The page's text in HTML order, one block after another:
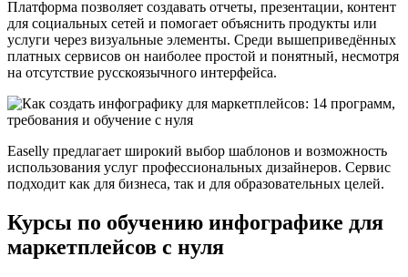
Платформа позволяет создавать отчеты, презентации, контент
для социальных сетей и помогает объяснить продукты или
услуги через визуальные элементы. Среди вышеприведённых
платных сервисов он наиболее простой и понятный, несмотря
на отсутствие русскоязычного интерфейса.
Easelly предлагает широкий выбор шаблонов и возможность
использования услуг профессиональных дизайнеров. Сервис
подходит как для бизнеса, так и для образовательных целей.
Курсы по обучению инфографике для
маркетплейсов с нуля